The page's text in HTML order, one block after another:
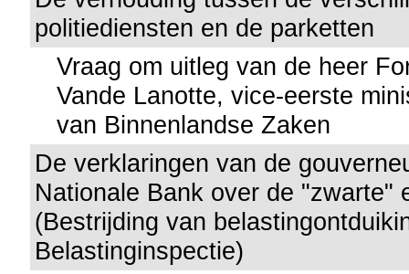
politiediensten en de parketten
Vraag om uitleg van de heer
Vande Lanotte, vice-eerste
van Binnenlandse Zaken
De verklaringen van de
Nationale Bank over de "zwarte"
(Bestrijding van
Belastinginspectie)